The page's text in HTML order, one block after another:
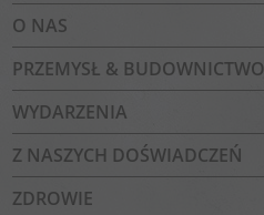
O NAS
PRZEMYSŁ & BUDOWNICTWO
WYDARZENIA
Z NASZYCH DOŚWIADCZEŃ
ZDROWIE